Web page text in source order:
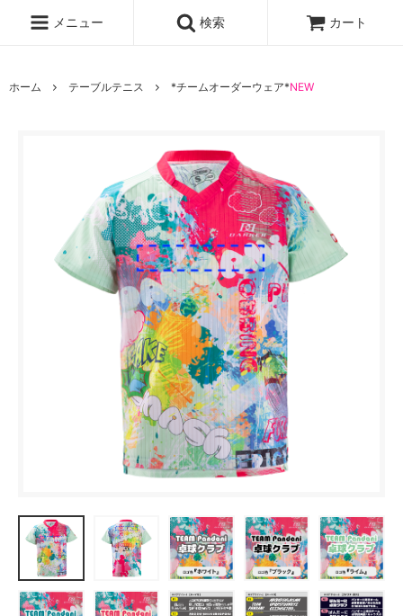
メニュー 検索 カート
ホーム テーブルテニス *チームオーダーウェア*NEW